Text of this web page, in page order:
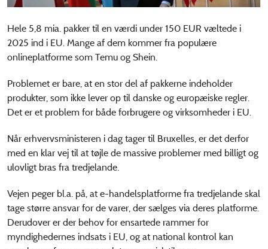
Hele 5,8 mia. pakker til en værdi under 150 EUR væltede i
2025 ind i EU. Mange af dem kommer fra populære
onlineplatforme som Temu og Shein.
Problemet er bare, at en stor del af pakkerne indeholder
produkter, som ikke lever op til danske og europæiske regler.
Det er et problem for både forbrugere og virksomheder i EU.
Når erhvervsministeren i dag tager til Bruxelles, er det derfor
med en klar vej til at tøjle de massive problemer med billigt og
ulovligt bras fra tredjelande.
Vejen peger bl.a. på, at e-handelsplatforme fra tredjelande skal
tage større ansvar for de varer, der sælges via deres platforme.
Derudover er der behov for ensartede rammer for
myndighedernes indsats i EU, og at national kontrol kan